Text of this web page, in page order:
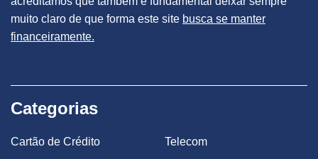
muito claro de que forma este site busca se manter
financeiramente.
Categorias
Cartão de Crédito Telecom